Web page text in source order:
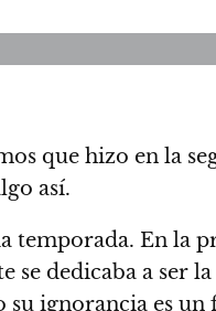
que hizo en la
así.
temporada. En la
se dedicaba a ser
su ignorancia es